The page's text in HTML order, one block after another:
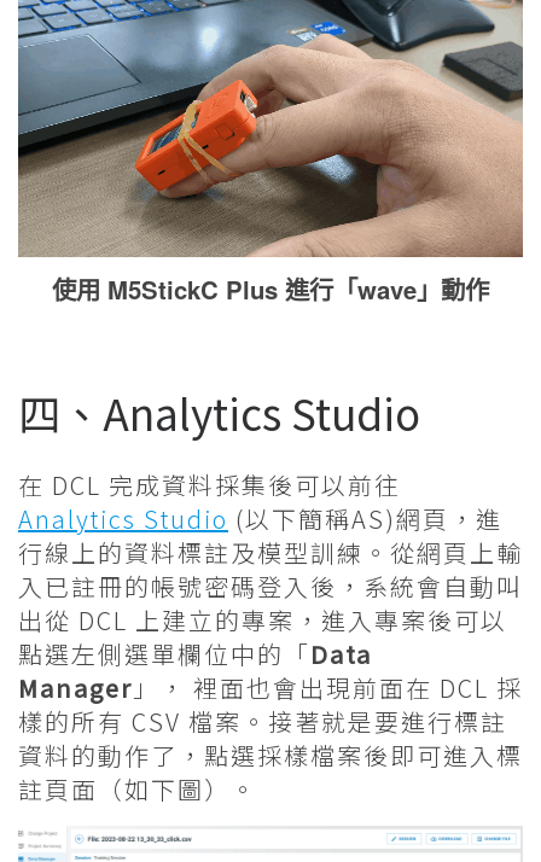
使用 M5StickC Plus 進行「wave」動作
四、Analytics Studio
在 DCL 完成資料採集後可以前往
Analytics Studio (以下簡稱AS)網頁，進
行線上的資料標註及模型訓練。從網頁上輸
入已註冊的帳號密碼登入後，系統會自動叫
出從 DCL 上建立的專案，進入專案後可以
點選左側選單欄位中的「Data
Manager 」， 裡面也會出現前面在 DCL 採
樣的所有 CSV 檔案。接著就是要進行標註
資料的動作了，點選採樣檔案後即可進入標
註頁面（如下圖）。